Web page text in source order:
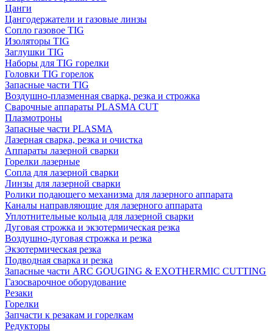
Цанги
Цангодержатели и газовые линзы
Сопло газовое TIG
Изоляторы TIG
Заглушки TIG
Наборы для TIG горелки
Головки TIG горелок
Запасные части TIG
Воздушно-плазменная сварка, резка и строжка
Сварочные аппараты PLASMA CUT
Плазмотроны
Запасные части PLASMA
Лазерная сварка, резка и очистка
Аппараты лазерной сварки
Горелки лазерные
Сопла для лазерной сварки
Линзы для лазерной сварки
Ролики подающего механизма для лазерного аппарата
Каналы направляющие для лазерного аппарата
Уплотнительные кольца для лазерной сварки
Дуговая строжка и экзотермическая резка
Воздушно-дуговая строжка и резка
Экзотермическая резка
Подводная сварка и резка
Запасные части ARC GOUGING & EXOTHERMIC CUTTING
Газосварочное оборудование
Резаки
Горелки
Запчасти к резакам и горелкам
Редукторы